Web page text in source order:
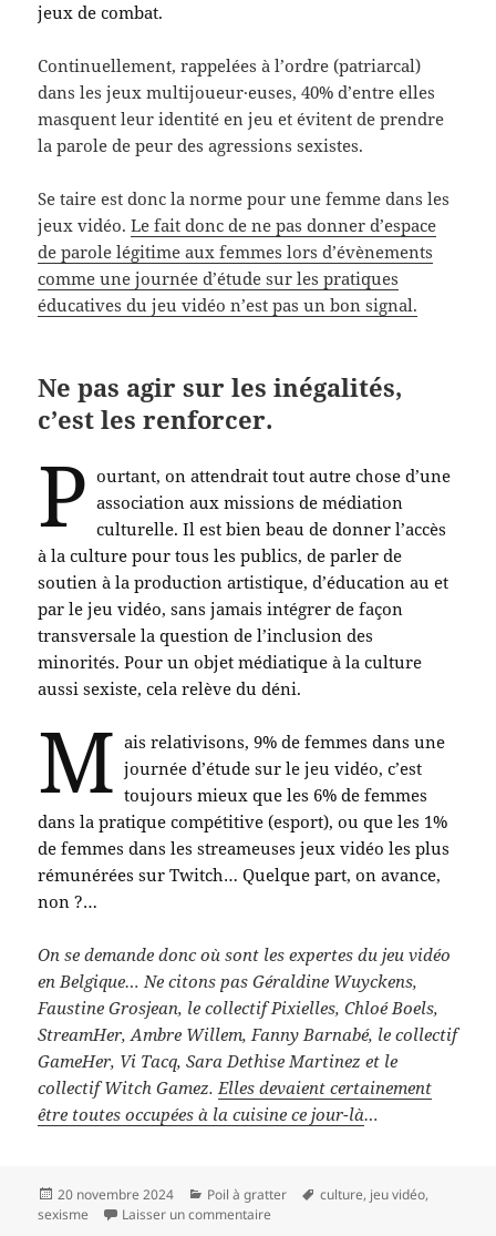
jeux de combat.
Continuellement, rappelées à l’ordre (patriarcal)
dans les jeux multijoueur·euses, 40% d’entre elles
masquent leur identité en jeu et évitent de prendre
la parole de peur des agressions sexistes.
Se taire est donc la norme pour une femme dans les
jeux vidéo.Le fait donc de ne pas donner d’espace
de parole légitime aux femmes lors d’évènements
comme une journée d’étude sur les pratiques
éducatives du jeu vidéo n’est pas un bon signal.
Ne pas agir sur les inégalités,
c’est les renforcer.
P ourtant, on attendrait tout autre chose d’une
association aux missions de médiation
culturelle. Il est bien beau de donner l’accès
à la culture pour tous les publics, de parler de
soutien à la production artistique, d’éducation au et
par le jeu vidéo, sans jamais intégrer de façon
transversale la question de l’inclusion des
minorités. Pour un objet médiatique à la culture
aussi sexiste, cela relève du déni.
M ais relativisons, 9% de femmes dans une
journée d’étude sur le jeu vidéo, c’est
toujours mieux que les 6% de femmes
dans la pratique compétitive (esport), ou que les 1%
de femmes dans les streameuses jeux vidéo les plus
rémunérées sur Twitch… Quelque part, on avance,
non ?…
On se demande donc où sont les expertes du jeu vidéo
en Belgique… Ne citons pas Géraldine Wuyckens,
Faustine Grosjean, le collectif Pixielles, Chloé Boels,
StreamHer, Ambre Willem, Fanny Barnabé, le collectif
GameHer, Vi Tacq, Sara Dethise Martinez et le
collectif Witch Gamez.Elles devaient certainement
être toutes occupées à la cuisine ce jour-là…
20 novembre 2024 Poil à gratter culture, jeu vidéo,
sexisme
Laisser un commentaire